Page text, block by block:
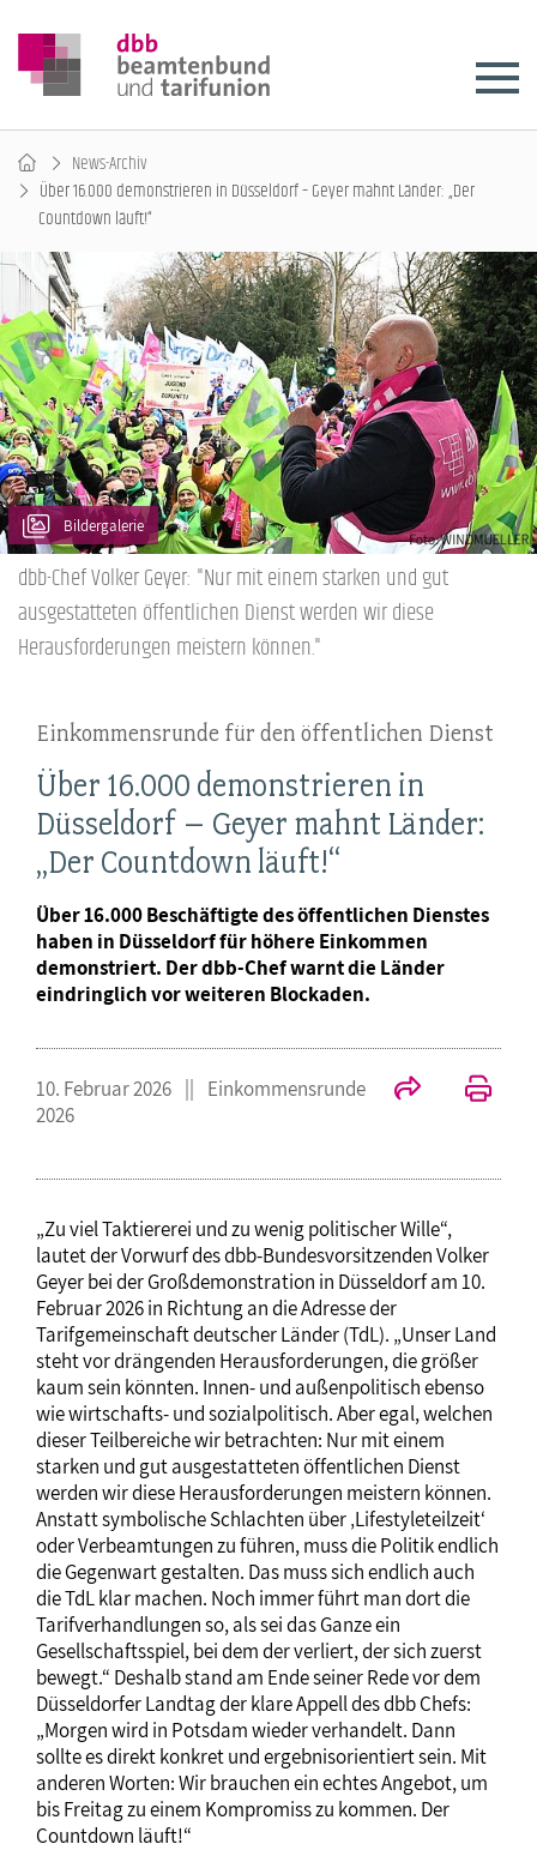
News-Archiv
Über 16.000 demonstrieren in Düsseldorf – Geyer mahnt Länder: „Der
Countdown läuft!“
Bildergalerie
dbb-Chef Volker Geyer: "Nur mit einem starken und gut
ausgestatteten öffentlichen Dienst werden wir diese
Herausforderungen meistern können."
Einkommensrunde für den öffentlichen Dienst
Über 16.000 demonstrieren in
Düsseldorf – Geyer mahnt Länder:
„Der Countdown läuft!“
Über 16.000 Beschäftigte des öffentlichen Dienstes
haben in Düsseldorf für höhere Einkommen
demonstriert. Der dbb-Chef warnt die Länder
eindringlich vor weiteren Blockaden.
10. Februar 2026
Einkommensrunde
2026
„Zu viel Taktiererei und zu wenig politischer Wille“,
lautet der Vorwurf des dbb-Bundesvorsitzenden Volker
Geyer bei der Großdemonstration in Düsseldorf am 10.
Februar 2026 in Richtung an die Adresse der
Tarifgemeinschaft deutscher Länder (TdL). „Unser Land
steht vor drängenden Herausforderungen, die größer
kaum sein könnten. Innen- und außenpolitisch ebenso
wie wirtschafts- und sozialpolitisch. Aber egal, welchen
dieser Teilbereiche wir betrachten: Nur mit einem
starken und gut ausgestatteten öffentlichen Dienst
werden wir diese Herausforderungen meistern können.
Anstatt symbolische Schlachten über ‚Lifestyleteilzeit‘
oder Verbeamtungen zu führen, muss die Politik endlich
die Gegenwart gestalten. Das muss sich endlich auch
die TdL klar machen. Noch immer führt man dort die
Tarifverhandlungen so, als sei das Ganze ein
Gesellschaftsspiel, bei dem der verliert, der sich zuerst
bewegt.“ Deshalb stand am Ende seiner Rede vor dem
Düsseldorfer Landtag der klare Appell des dbb Chefs:
„Morgen wird in Potsdam wieder verhandelt. Dann
sollte es direkt konkret und ergebnisorientiert sein. Mit
anderen Worten: Wir brauchen ein echtes Angebot, um
bis Freitag zu einem Kompromiss zu kommen. Der
Countdown läuft!“